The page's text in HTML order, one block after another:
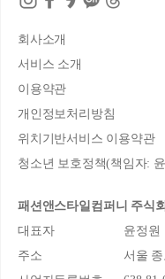
회사소개
서비스 소개
이용약관
개인정보처리방침
위치기반서비스 이용약관
청소년 보호정책(책임자:
패션앤스타일컴퍼니 주식
대표자
윤정원
주소
서울